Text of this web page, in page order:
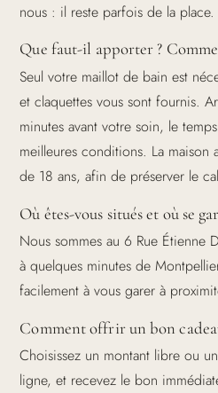
nous : il reste parfois de la place.
Que faut-il apporter ?
Seul votre maillot de bain est
et claquettes vous sont fournis.
minutes avant votre soin, le
meilleures conditions. La maison
de 18 ans, afin de préserver le
Où êtes-vous situés et où se
Nous sommes au 6 Rue Étienne
à quelques minutes de
facilement à vous garer à
Comment offrir un bon
Choisissez un montant libre ou
ligne, et recevez le bon